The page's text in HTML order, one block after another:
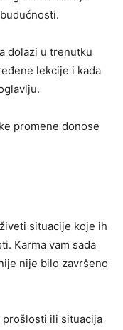
dolazi u trenutku
lekcije i kada
promene donose
situacije koje ih
Karma vam sada
nije bilo završeno
prošlosti ili situacija